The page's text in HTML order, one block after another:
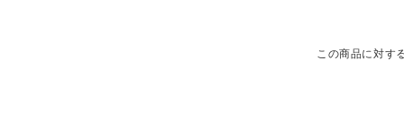
この商品に対す